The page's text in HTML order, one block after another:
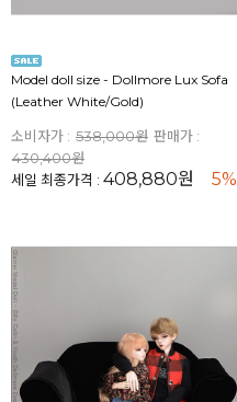
Model doll size - Dollmore Lux Sofa
(Leather White/Gold)
소비자가 : 538,000원 판매가 :
430,400원
세일 최종가격 : 408,880원 5%